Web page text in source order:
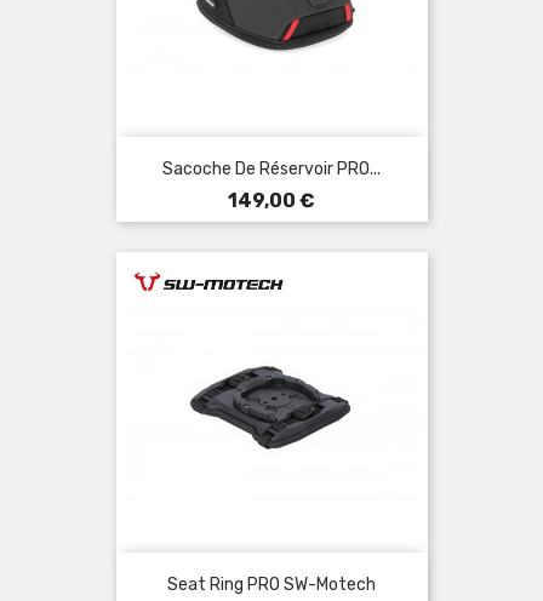
Sacoche De Réservoir PRO...
Prix
149,00 €
Seat Ring PRO SW-Motech